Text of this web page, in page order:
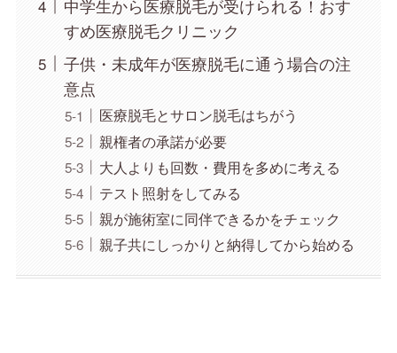
中学生から医療脱毛が受けられる！おす
すめ医療脱毛クリニック
子供・未成年が医療脱毛に通う場合の注
意点
医療脱毛とサロン脱毛はちがう
親権者の承諾が必要
大人よりも回数・費用を多めに考える
テスト照射をしてみる
親が施術室に同伴できるかをチェック
親子共にしっかりと納得してから始める